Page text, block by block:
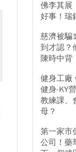
佛李其展
好事！瑞
慈濟被騙
到才認？
陳時中背
健身工廠
健身-KY
教練課、
母？
第一家市
公司！藥